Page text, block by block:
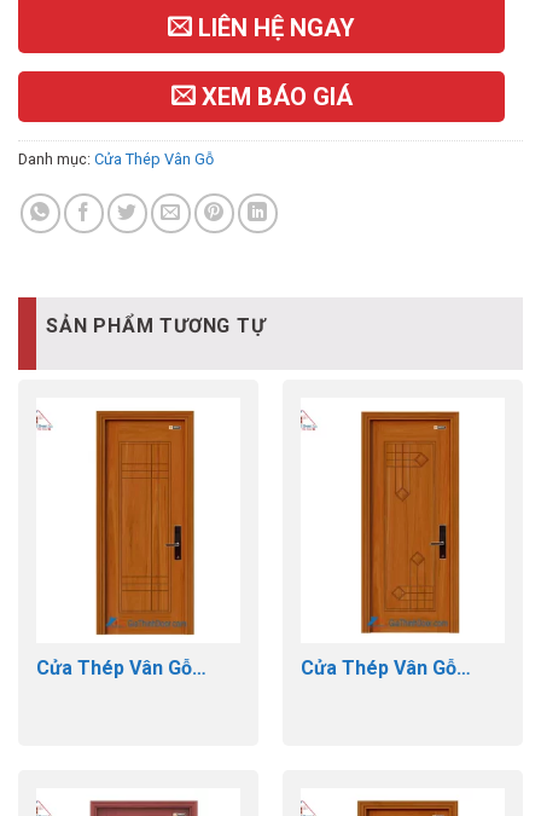
LIÊN HỆ NGAY
XEM BÁO GIÁ
Danh mục: Cửa Thép Vân Gỗ
SẢN PHẨM TƯƠNG TỰ
Cửa Thép Vân Gỗ
Cửa Thép Vân Gỗ